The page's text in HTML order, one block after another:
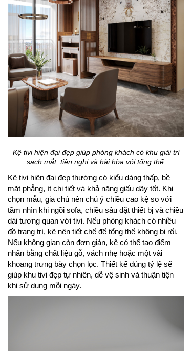
Kệ tivi hiện đại đẹp giúp phòng khách có khu giải trí
sạch mắt, tiện nghi và hài hòa với tổng thể.
Kệ tivi hiện đại đẹp thường có kiểu dáng thấp, bề
mặt phẳng, ít chi tiết và khả năng giấu dây tốt. Khi
chọn mẫu, gia chủ nên chú ý chiều cao kệ so với
tầm nhìn khi ngồi sofa, chiều sâu đặt thiết bị và chiều
dài tương quan với tivi. Nếu phòng khách có nhiều
đồ trang trí, kệ nên tiết chế để tổng thể không bị rối.
Nếu không gian còn đơn giản, kệ có thể tạo điểm
nhấn bằng chất liệu gỗ, vách nhẹ hoặc một vài
khoang trưng bày chọn lọc. Thiết kế đúng tỷ lệ sẽ
giúp khu tivi đẹp tự nhiên, dễ vệ sinh và thuận tiện
khi sử dụng mỗi ngày.